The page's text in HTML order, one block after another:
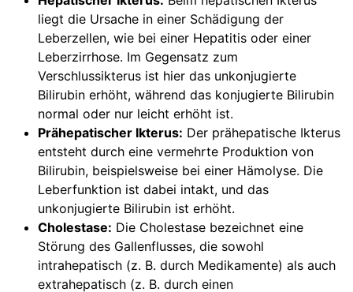
liegt die Ursache in einer Schädigung der
Leberzellen, wie bei einer Hepatitis oder einer
Leberzirrhose. Im Gegensatz zum
Verschlussikterus ist hier das unkonjugierte
Bilirubin erhöht, während das konjugierte Bilirubin
normal oder nur leicht erhöht ist.
Prähepatischer Ikterus: Der prähepatische Ikterus
entsteht durch eine vermehrte Produktion von
Bilirubin, beispielsweise bei einer Hämolyse. Die
Leberfunktion ist dabei intakt, und das
unkonjugierte Bilirubin ist erhöht.
Cholestase: Die Cholestase bezeichnet eine
Störung des Gallenflusses, die sowohl
intrahepatisch (z. B. durch Medikamente) als auch
extrahepatisch (z. B. durch einen